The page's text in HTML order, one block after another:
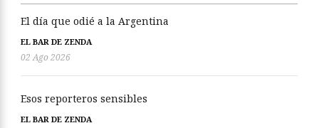
El día que odié a la Argentina
EL BAR DE ZENDA
02 Ago 2026
Esos reporteros sensibles
EL BAR DE ZENDA